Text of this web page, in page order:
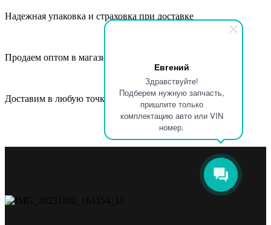
Евгений
Здравствуйте!
Подберем нужную запчасть,
пришлите только
комплектацию авто или VIN
номер.
Надежная упаковка и страховка при доставке
Продаем оптом в магазины, СТО и автосервисы
Доставим в любую точку России и СНГ